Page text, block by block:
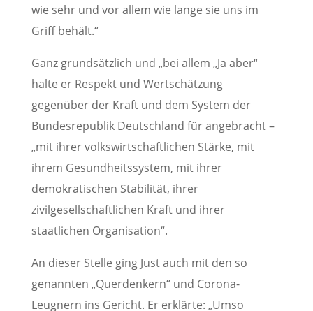
wie sehr und vor allem wie lange sie uns im
Griff behält.“
Ganz grundsätzlich und „bei allem „Ja aber“
halte er Respekt und Wertschätzung
gegenüber der Kraft und dem System der
Bundesrepublik Deutschland für angebracht –
„mit ihrer volkswirtschaftlichen Stärke, mit
ihrem Gesundheitssystem, mit ihrer
demokratischen Stabilität, ihrer
zivilgesellschaftlichen Kraft und ihrer
staatlichen Organisation“.
An dieser Stelle ging Just auch mit den so
genannten „Querdenkern“ und Corona-
Leugnern ins Gericht. Er erklärte: „Umso